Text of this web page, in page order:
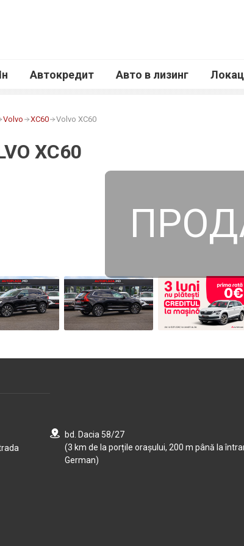
Автокредит Авто в лизинг
Volvo XC60 Volvo XC60
XC60
bd. Dacia 58/27
(3 km de la porțile orașului, 200 m până la
German)